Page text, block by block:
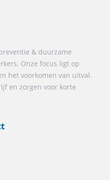
& duurzame
Onze focus ligt op
het voorkomen van uitval.
en zorgen voor korte